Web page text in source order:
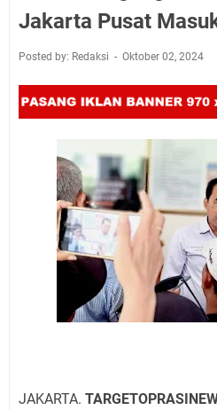
Jakarta Pusat
Posted by: Redaksi Oktober 02, 2024
JAKARTA.